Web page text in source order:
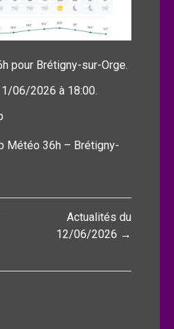
pour Brétigny-sur-Orge.
06/2026 à 18:00.
Météo 36h – Brétigny-
Actualités du
12/06/2026 →